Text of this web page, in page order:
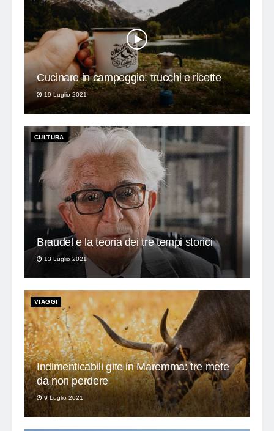
Cucinare in campeggio: trucchi e ricette
19 Luglio 2021
CULTURA
Braudel e la teoria dei tre tempi storici
13 Luglio 2021
VIAGGI
Indimenticabili gite in Maremma: tre mete
da non perdere
9 Luglio 2021